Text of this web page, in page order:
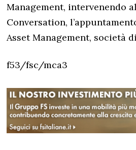
Management, intervenendo
Conversation,
Asset Management, società
f53/fsc/mca3